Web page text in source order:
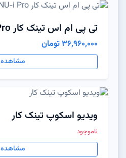
تی پی ام اس تینک کار VENU-i Pro
36,960,000 تومان
مشاهده
ویدیو اسکوپ تینک کار
ناموجود
مشاهده